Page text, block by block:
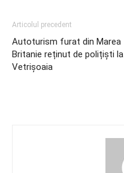
Articolul precedent
Autoturism furat din Marea
Britanie reținut de polițiști la
Vetrișoaia